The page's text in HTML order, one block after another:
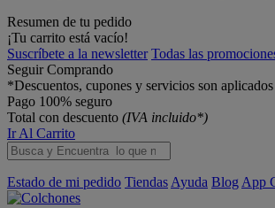
Resumen de tu pedido
¡Tu carrito está vacío!
Suscríbete a la newsletter Todas las
Seguir Comprando
*Descuentos, cupones y servicios son
Pago 100% seguro
Total con descuento (IVA incluido*)
Ir Al Carrito
Estado de mi pedido Tiendas Ayuda Blog App